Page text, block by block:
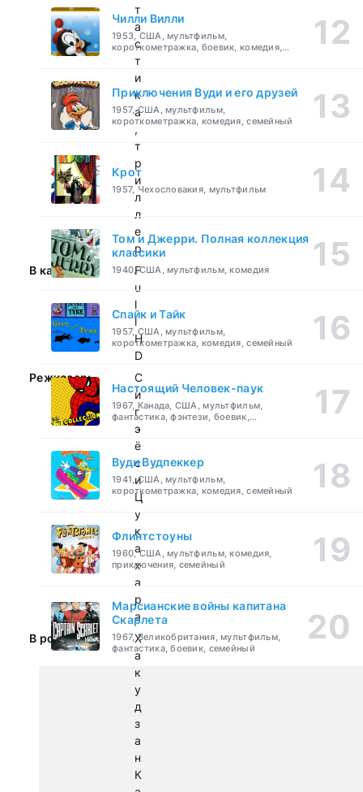
т
а
с
т
и
к
а
,
т
р
и
л
л
е
р
В качестве:
F
u
l
l
H
D
Режиссер:
С
и
г
э
ё
с
и
Ц
у
к
а
х
а
р
а
В ролях:
Х
а
к
у
д
з
а
н
К
Чилли Вилли
1953, США, мультфильм,
короткометражка, боевик, комедия,
приключения, семейный
Приключения Вуди и его друзей
1957, США, мультфильм,
короткометражка, комедия, семейный
Крот
1957, Чехословакия, мультфильм
Том и Джерри. Полная коллекция
классики
1940, США, мультфильм, комедия
Спайк и Тайк
1957, США, мультфильм,
короткометражка, комедия, семейный
Настоящий Человек-паук
1967, Канада, США, мультфильм,
фантастика, фэнтези, боевик,
приключения, семейный
Вуди Вудпеккер
1941, США, мультфильм,
короткометражка, комедия, семейный
Флинтстоуны
1960, США, мультфильм, комедия,
приключения, семейный
Марсианские войны капитана
Скарлета
1967, Великобритания, мультфильм,
фантастика, боевик, семейный